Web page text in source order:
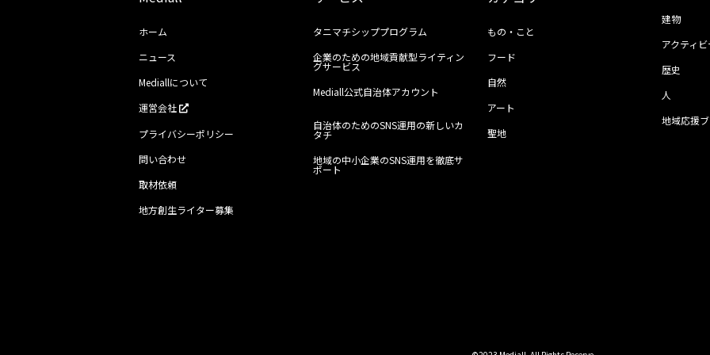
ホーム
ニュース
Mediallについて
運営会社
プライバシーポリシー
問い合わせ
取材依頼
地方創生ライター募集
タニマチシッププログラム
企業のための地域貢献型ライティン
グサービス
Mediall公式自治体アカウント
自治体のためのSNS運用の新しいカ
タチ
地域の中小企業のSNS運用を徹底サ
ポート
もの・こと
フード
自然
アート
聖地
建物
アクティビ
歴史
人
地域応援